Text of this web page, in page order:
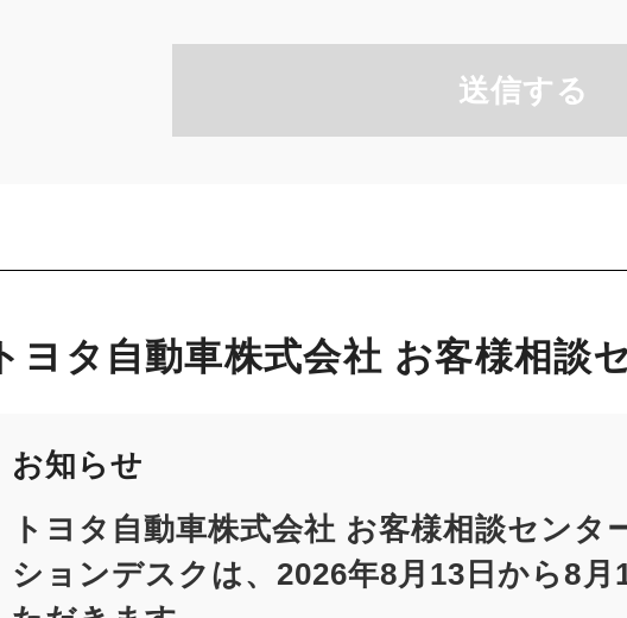
送信する
トヨタ自動車株式会社 お客様相談
お知らせ
トヨタ自動車株式会社 お客様相談セン
ションデスクは、2026年8月13日から8